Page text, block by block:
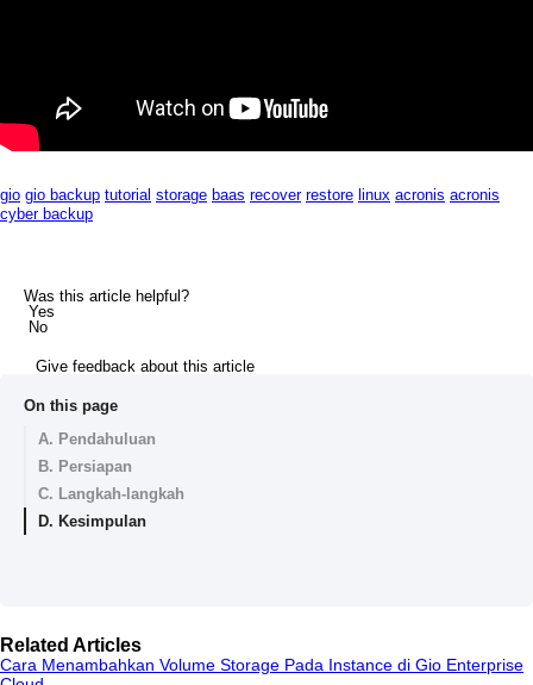
gio gio backup tutorial storage baas recover restore linux acronis acronis
cyber backup
Was this article helpful?
Yes
No
Give feedback about this article
On this page
A. Pendahuluan
B. Persiapan
C. Langkah-langkah
D. Kesimpulan
Related Articles
Cara Menambahkan Volume Storage Pada Instance di Gio Enterprise